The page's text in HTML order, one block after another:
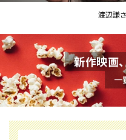
渡辺謙
新作映画
一